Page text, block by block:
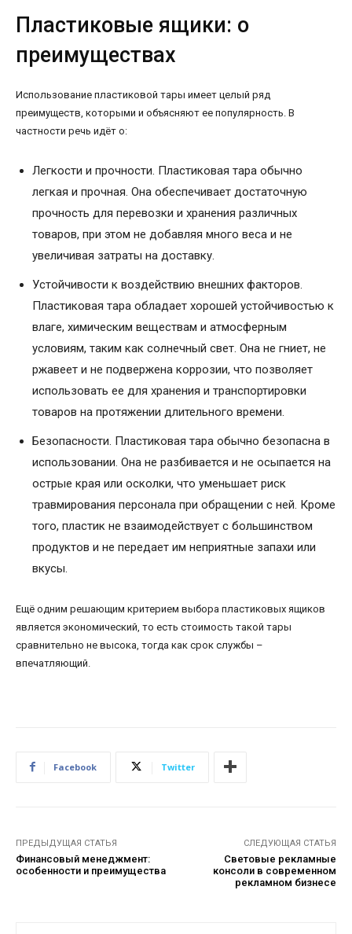
Пластиковые ящики: о
преимуществах
Использование пластиковой тары имеет целый ряд
преимуществ, которыми и объясняют ее популярность. В
частности речь идёт о:
Легкости и прочности. Пластиковая тара обычно
легкая и прочная. Она обеспечивает достаточную
прочность для перевозки и хранения различных
товаров, при этом не добавляя много веса и не
увеличивая затраты на доставку.
Устойчивости к воздействию внешних факторов.
Пластиковая тара обладает хорошей устойчивостью к
влаге, химическим веществам и атмосферным
условиям, таким как солнечный свет. Она не гниет, не
ржавеет и не подвержена коррозии, что позволяет
использовать ее для хранения и транспортировки
товаров на протяжении длительного времени.
Безопасности. Пластиковая тара обычно безопасна в
использовании. Она не разбивается и не осыпается на
острые края или осколки, что уменьшает риск
травмирования персонала при обращении с ней. Кроме
того, пластик не взаимодействует с большинством
продуктов и не передает им неприятные запахи или
вкусы.
Ещё одним решающим критерием выбора пластиковых ящиков
является экономический, то есть стоимость такой тары
сравнительно не высока, тогда как срок службы –
впечатляющий.
Facebook Twitter
ПРЕДЫДУЩАЯ СТАТЬЯ
Финансовый менеджмент:
особенности и преимущества
СЛЕДУЮЩАЯ СТАТЬЯ
Световые рекламные
консоли в современном
рекламном бизнесе